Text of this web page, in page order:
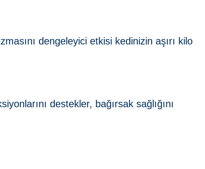
dengeleyici etkisi kedinizin aşırı kilo
destekler, bağırsak sağlığını